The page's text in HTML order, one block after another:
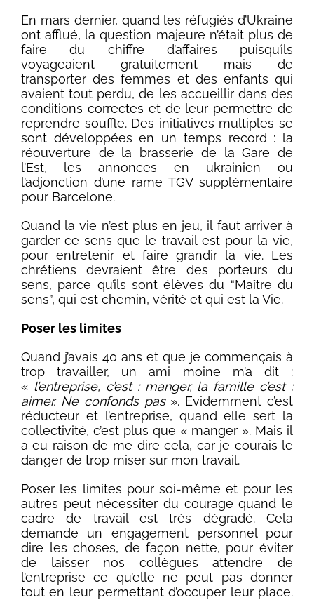
En mars dernier, quand les réfugiés d’Ukraine
ont afflué, la question majeure n’était plus de
faire du chiffre d’affaires puisqu’ils
voyageaient gratuitement mais de
transporter des femmes et des enfants qui
avaient tout perdu, de les accueillir dans des
conditions correctes et de leur permettre de
reprendre souffle. Des initiatives multiples se
sont développées en un temps record : la
réouverture de la brasserie de la Gare de
l’Est, les annonces en ukrainien ou
l’adjonction d’une rame TGV supplémentaire
pour Barcelone.
Quand la vie n’est plus en jeu, il faut arriver à
garder ce sens que le travail est pour la vie,
pour entretenir et faire grandir la vie. Les
chrétiens devraient être des porteurs du
sens, parce qu’ils sont élèves du “Maître du
sens”, qui est chemin, vérité et qui est la Vie.
Poser les limites
Quand j’avais 40 ans et que je commençais à
trop travailler, un ami moine m’a dit :
« l’entreprise, c’est : manger, la famille c’est :
aimer. Ne confonds pas». Evidemment c’est
réducteur et l’entreprise, quand elle sert la
collectivité, c’est plus que « manger ». Mais il
a eu raison de me dire cela, car je courais le
danger de trop miser sur mon travail.
Poser les limites pour soi-même et pour les
autres peut nécessiter du courage quand le
cadre de travail est très dégradé. Cela
demande un engagement personnel pour
dire les choses, de façon nette, pour éviter
de laisser nos collègues attendre de
l’entreprise ce qu’elle ne peut pas donner
tout en leur permettant d’occuper leur place.